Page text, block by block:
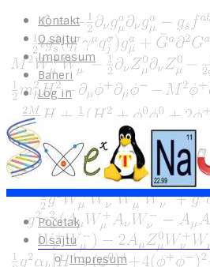
Kontakt
O sajtu
Impresum
Baneri
Log in
Početak
O sajtu
Impresum